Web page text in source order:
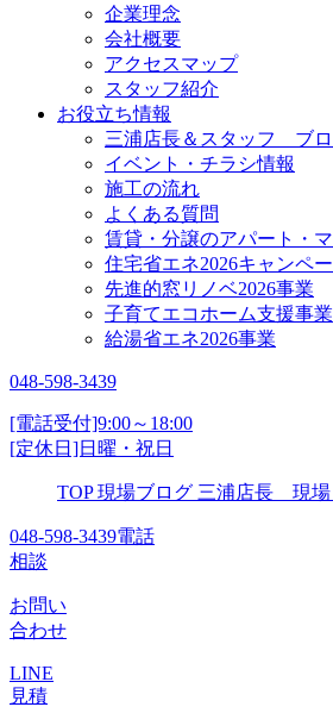
企業理念
会社概要
アクセスマップ
スタッフ紹介
お役立ち情報
三浦店長＆スタッフ ブ
イベント・チラシ情報
施工の流れ
よくある質問
賃貸・分譲のアパート・
住宅省エネ2026キャンペ
先進的窓リノベ2026事業
子育てエコホーム支援事業
給湯省エネ2026事業
048-598-3439
[電話受付]9:00～18:00
[定休日]日曜・祝日
TOP 現場ブログ 三浦店長 現場
048-598-3439電話
相談
お問い
合わせ
LINE
見積